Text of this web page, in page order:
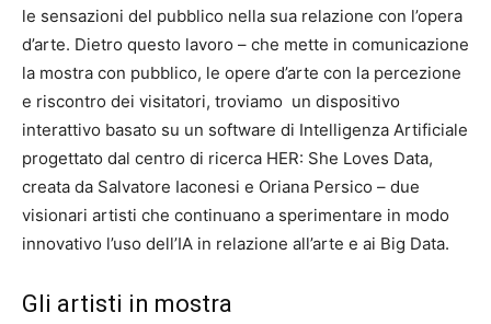
le sensazioni del pubblico nella sua relazione con l’opera
d’arte. Dietro questo lavoro – che mette in comunicazione
la mostra con pubblico, le opere d’arte con la percezione
e riscontro dei visitatori, troviamo un dispositivo
interattivo basato su un software di Intelligenza Artificiale
progettato dal centro di ricerca HER: She Loves Data,
creata da Salvatore Iaconesi e Oriana Persico – due
visionari artisti che continuano a sperimentare in modo
innovativo l’uso dell’IA in relazione all’arte e ai Big Data.
Gli artisti in mostra